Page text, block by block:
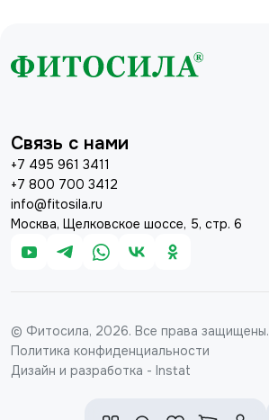
Связь с нами
+7 495 961 3411
+7 800 700 3412
info@fitosila.ru
Москва, Щелковское шоссе, 5, стр. 6
© Фитосила, 2026. Все права защищены.
Политика конфиденциальности
Дизайн и разработка - Instat